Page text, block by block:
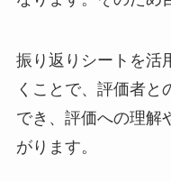
振り返りシートを活
くことで、評価者と
でき、評価への理解
がります。